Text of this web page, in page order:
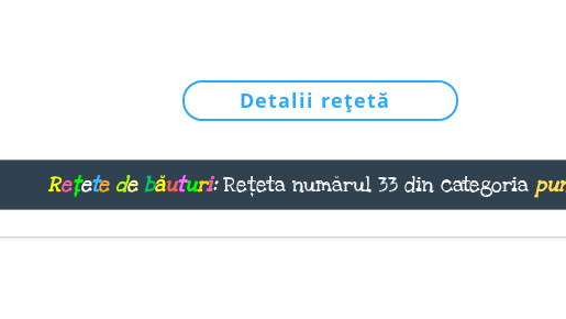
Detalii rețetă
Rețete de băuturi:Rețeta numărul 33 din categoria